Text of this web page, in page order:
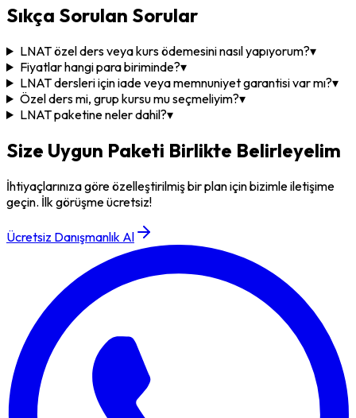
Sıkça Sorulan Sorular
LNAT özel ders veya kurs ödemesini nasıl yapıyorum?▾
Fiyatlar hangi para biriminde?▾
LNAT dersleri için iade veya memnuniyet garantisi var mı?▾
Özel ders mi, grup kursu mu seçmeliyim?▾
LNAT paketine neler dahil?▾
Size Uygun Paketi Birlikte Belirleyelim
İhtiyaçlarınıza göre özelleştirilmiş bir plan için bizimle iletişime
geçin. İlk görüşme ücretsiz!
Ücretsiz Danışmanlık Al